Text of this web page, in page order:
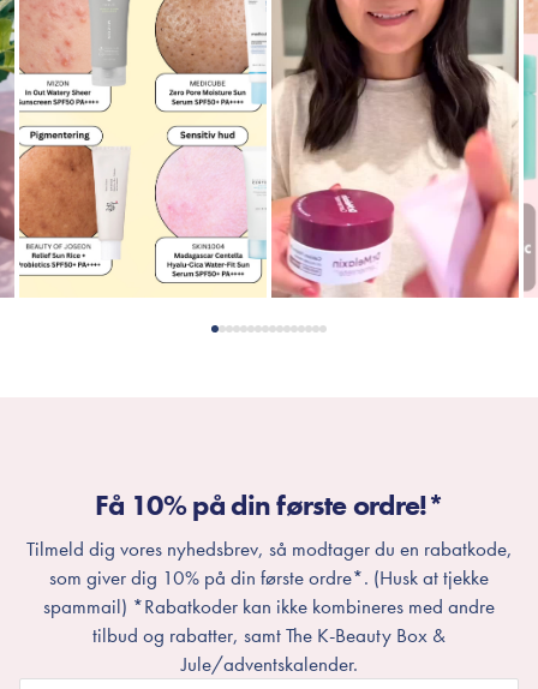
Få 10% på din første ordre!*
Tilmeld dig vores nyhedsbrev, så modtager du en rabatkode,
som giver dig 10% på din første ordre*. (Husk at tjekke
spammail) *Rabatkoder kan ikke kombineres med andre
tilbud og rabatter, samt The K-Beauty Box &
Jule/adventskalender.